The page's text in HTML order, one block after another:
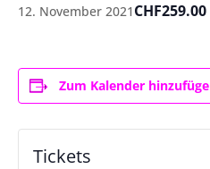
12. November 2021 CHF259.00
Zum Kalender
Tickets